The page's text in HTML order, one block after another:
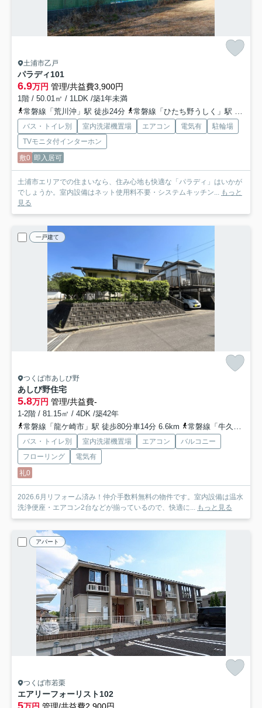
土浦市乙戸
パラディ101
6.9万円 管理/共益費3,900円
1階 / 50.01㎡ / 1LDK /築1年未満
常磐線「荒川沖」駅 徒歩24分
常磐線「ひたち野うしく」駅 徒歩55分
バス・トイレ別 室内洗濯機置場 エアコン 電気有
駐輪場
TVモニタ付インターホン
敷0 即入居可
土浦市エリアでの住まいなら、住み心地も快適な「パラディ」はいかが
でしょうか。室内設備はネット使用料不要・システムキッチン... もっと
見る
一戸建て
つくば市あしび野
あしび野住宅
5.8万円 管理/共益費-
1-2階 / 81.15㎡ / 4DK /築42年
常磐線「龍ケ崎市」駅 徒歩80分車14分 6.6km
常磐線「牛久」駅 徒歩116分車19分 8.6km
バス・トイレ別 室内洗濯機置場 エアコン
バルコニー
フローリング
電気有
礼0
2026.6月リフォーム済み！仲介手数料無料の物件です。室内設備は温水
洗浄便座・エアコン2台などが揃っているので、快適に... もっと見る
アパート
つくば市若栗
エアリーフォーリスト102